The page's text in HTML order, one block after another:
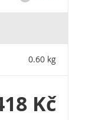
ul. Strefowa
0.60 kg
Kč